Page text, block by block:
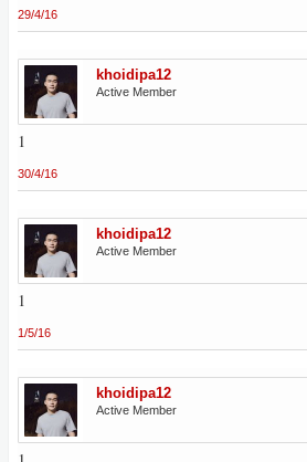
29/4/16
khoidipa12
Active Member
1
30/4/16
khoidipa12
Active Member
1
1/5/16
khoidipa12
Active Member